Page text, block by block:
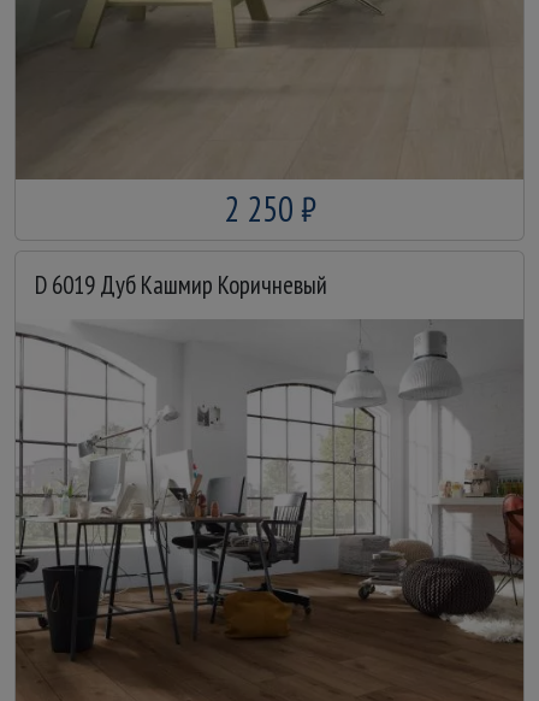
2 250 ₽
D 6019 Дуб Кашмир Коричневый